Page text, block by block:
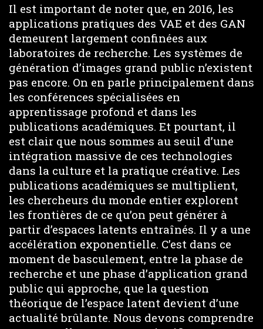
Il est important de noter que, en 2016, les
applications pratiques des VAE et des GAN
demeurent largement confinées aux
laboratoires de recherche. Les systèmes de
génération d’images grand public n’existent
pas encore. On en parle principalement dans
les conférences spécialisées en
apprentissage profond et dans les
publications académiques. Et pourtant, il
est clair que nous sommes au seuil d’une
intégration massive de ces technologies
dans la culture et la pratique créative. Les
publications académiques se multiplient,
les chercheurs du monde entier explorent
les frontières de ce qu’on peut générer à
partir d’espaces latents entraînés. Il y a une
accélération exponentielle. C’est dans ce
moment de basculement, entre la phase de
recherche et une phase d’application grand
public qui approche, que la question
théorique de l’espace latent devient d’une
actualité brûlante. Nous devons comprendre